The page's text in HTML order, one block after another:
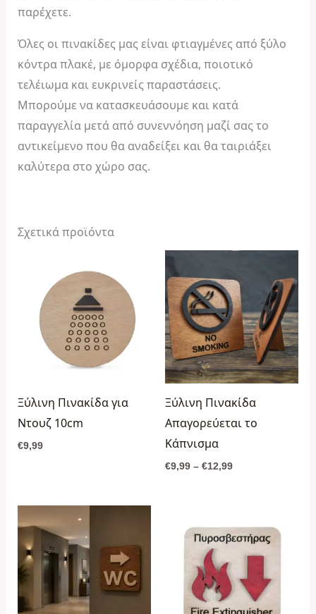
παρέχετε.
Όλες οι πινακίδες μας είναι φτιαγμένες από ξύλο
κόντρα πλακέ, με όμορφα σχέδια, ποιοτικό
τελέιωμα και ευκρινείς παραστάσεις.
Μπορούμε να κατασκευάσουμε και κατά
παραγγελία μετά από συνεννόηση μαζί σας το
αντικείμενο που θα αναδείξει και θα ταιριάξει
καλύτερα στο χώρο σας.
Σχετικά προϊόντα
Ξύλινη Πινακίδα για
Ντουζ 10cm
€9,99
Ξύλινη Πινακίδα
Απαγορεύεται το
Κάπνισμα
€9,99 – €12,99
€9,99
through
€12,99
€9,99
through
€15,99
range:
€9,99